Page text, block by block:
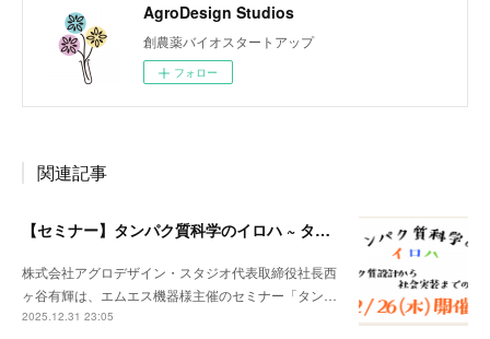
AgroDesign Studios
創農薬バイオスタートアップ
フォロー
関連記事
【セミナー】タンパク質科学のイロハ ~ タンパク質設計から社会実装までの交差点
株式会社アグロデザイン・スタジオ代表取締役社長西
ヶ谷有輝は、エムエス機器様主催のセミナー「タン…
2025.12.31 23:05